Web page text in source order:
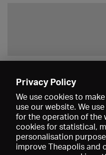
Privacy Policy
We use cookies to
use our website. We
for the operation of the
cookies for statistical,
personalisation
improve Theapolis and